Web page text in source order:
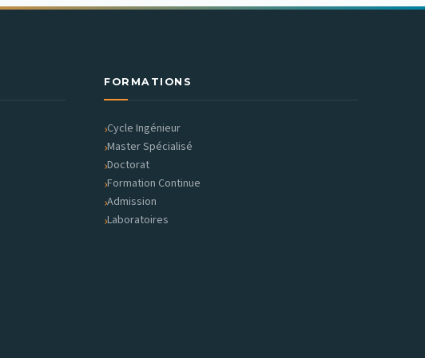
FORMATIONS
Cycle Ingénieur
Master Spécialisé
Doctorat
Formation Continue
Admission
Laboratoires